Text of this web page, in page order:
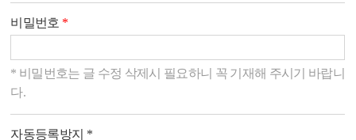
비밀번호 *
* 비밀번호는 글 수정 삭제시 필요하니 꼭 기재해 주시기 바랍니
다.
자동등록방지 *